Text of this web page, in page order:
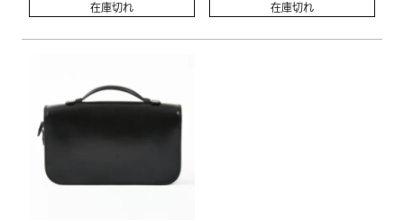
在庫切れ 在庫切れ